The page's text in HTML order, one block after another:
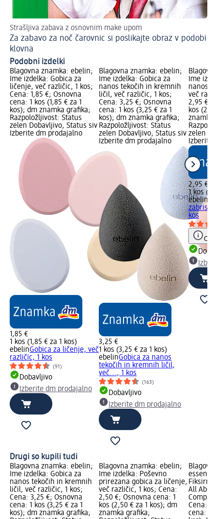
Strašljiva zabava z osnovnim make upom
Za zabavo za noč čarovnic si poslikajte obraz v podobi
klovna
Podobni izdelki
Blagovna znamka: ebelin;
Ime izdelka: Gobica za
ličenje, več različic, 1 kos;
Cena: 1,85 €; Osnovna
cena: 1 kos (1,85 € za 1
kos); dm znamka grafika;
Razpoložljivost: Status
zelen Dobavljivo, Status siv
Izberite dm prodajalno
1,85 €
1 kos (1,85 € za 1 kos)
ebelinGobica za ličenje, več
različic, 1 kos
(91)
Dobavljivo
Izberite dm prodajalno
Blagovna znamka: ebelin;
Ime izdelka: Gobica za
nanos tekočih in kremnih
ličil, več različic, 1 kos;
Cena: 3,25 €; Osnovna
cena: 1 kos (3,25 € za 1
kos); dm znamka grafika;
Razpoložljivost: Status
zelen Dobavljivo, Status siv
Izberite dm prodajalno
3,25 €
1 kos (3,25 € za 1 kos)
ebelinGobica za nanos
tekočih in kremnih ličil,
več..., 1 kos
(163)
Dobavljivo
Izberite dm prodajalno
Ime
nanos
več
2,95 €;
kos
znamka
zelen
Izberite
2,95 €
1 kos
ebelin
kos
Drugi so kupili tudi
Blagovna znamka: ebelin;
Ime izdelka: Gobica za
nanos tekočih in kremnih
ličil, več različic, 1 kos;
Cena: 3,25 €; Osnovna
cena: 1 kos (3,25 € za 1
kos); dm znamka grafika;
Blagovna znamka: ebelin;
Ime izdelka: Poševno
prirezana gobica za ličenje,
več različic, 1 kos; Cena:
2,50 €; Osnovna cena: 1
kos (2,50 € za 1 kos); dm
znamka grafika;
Fiksirni
All
Cena:
cena: 1